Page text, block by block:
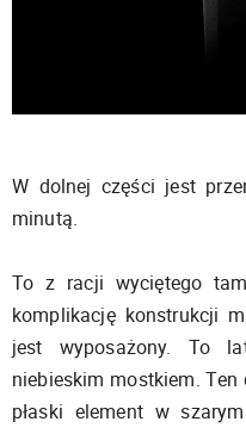
W dolnej części jest
minutą.
To z racji wyciętego
komplikację konstrukcji
jest wyposażony. To
niebieskim mostkiem. Ten
płaski element w